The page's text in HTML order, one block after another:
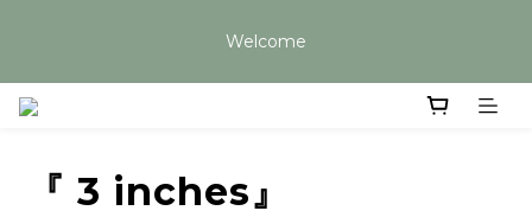
Welcome
目前手工盆器皆需20個工作天以上，如有急單請先與我們聯絡 謝
『 3 inches』